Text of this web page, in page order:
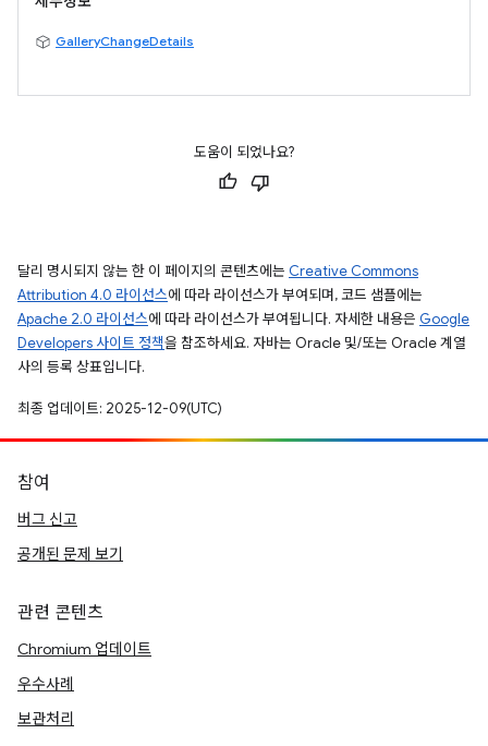
GalleryChangeDetails
도움이 되었나요?
달리 명시되지 않는 한 이 페이지의 콘텐츠에는 Creative Commons
Attribution 4.0 라이선스에 따라 라이선스가 부여되며, 코드 샘플에는
Apache 2.0 라이선스에 따라 라이선스가 부여됩니다. 자세한 내용은 Google
Developers 사이트 정책을 참조하세요. 자바는 Oracle 및/또는 Oracle 계열
사의 등록 상표입니다.
최종 업데이트: 2025-12-09(UTC)
참여
버그 신고
공개된 문제 보기
관련 콘텐츠
Chromium 업데이트
우수사례
보관처리